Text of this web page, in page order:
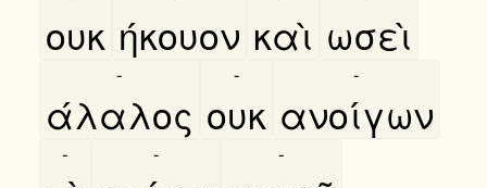
ουκ ήκουον καὶ ωσεὶ
άλαλος
-
ουκ
-
ανοίγων
-
- - -